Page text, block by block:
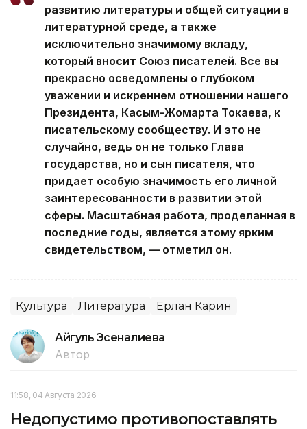
развитию литературы и общей ситуации в
литературной среде, а также
исключительно значимому вкладу,
который вносит Союз писателей. Все вы
прекрасно осведомлены о глубоком
уважении и искреннем отношении нашего
Президента, Касым-Жомарта Токаева, к
писательскому сообществу. И это не
случайно, ведь он не только Глава
государства, но и сын писателя, что
придает особую значимость его личной
заинтересованности в развитии этой
сферы. Масштабная работа, проделанная в
последние годы, является этому ярким
свидетельством, — отметил он.
Культура Литература Ерлан Карин
Айгуль Эсеналиева
Автор
11:58, 04 Августа 2026
Недопустимо противопоставлять